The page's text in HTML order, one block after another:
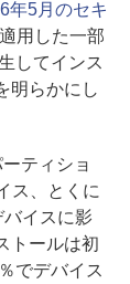
年5月のセキ
用した一部
してインス
明らかにし
ティショ
ス、とくに
イスに影
トールは初
でデバイス